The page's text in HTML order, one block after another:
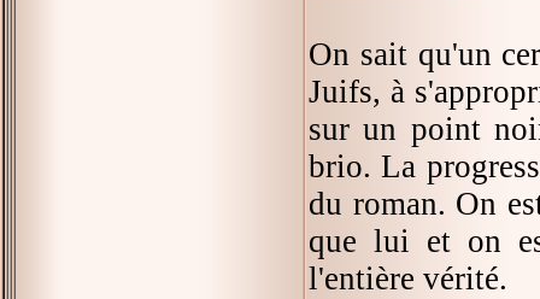
On sait qu'un
Juifs, à
sur un point
brio. La
du roman. On
que lui et on
l'entière vérité.